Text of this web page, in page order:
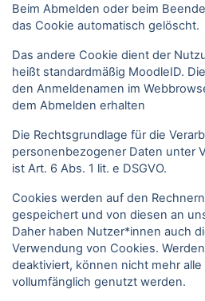
Beim Abmelden oder beim
das Cookie automatisch gelöscht.
Das andere Cookie dient der
heißt standardmäßig MoodleID.
den Anmeldenamen im
dem Abmelden erhalten
Die Rechtsgrundlage für die
personenbezogener Daten unter
ist Art. 6 Abs. 1 lit. e DSGVO.
Cookies werden auf den
gespeichert und von diesen an
Daher haben Nutzer*innen auch
Verwendung von Cookies.
deaktiviert, können nicht mehr
vollumfänglich genutzt werden.